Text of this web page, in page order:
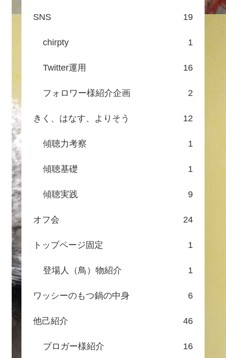
SNS 19
chirpty 1
Twitter運用 16
フォロワー様紹介企画 2
きく、はなす、よりそう 12
傾聴力考察 1
傾聴基礎 1
傾聴実践 9
オフ会 24
トップページ固定 1
登場人（鳥）物紹介 1
ワッシーのもつ鍋の中身 6
他己紹介 46
ブロガー様紹介 16